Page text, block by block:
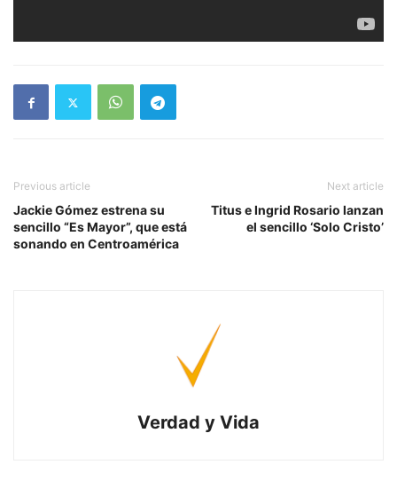
Previous article
Jackie Gómez estrena su
sencillo “Es Mayor”, que está
sonando en Centroamérica
Next article
Titus e Ingrid Rosario lanzan
el sencillo ‘Solo Cristo’
Verdad y Vida